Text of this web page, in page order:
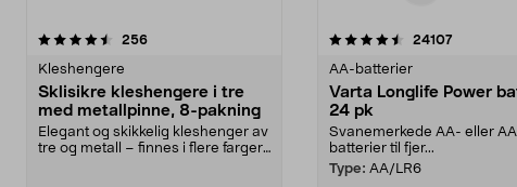
256anmeldelser
Kleshengere
Sklisikre kleshengere i tre
med metallpinne, 8-pakning
Elegant og skikkelig kleshenger av
tre og metall – finnes i flere farger.
4.5av 5 stjerner 24107
AA-batterier
Varta Longlife Power
24 pk
Svanemerkede AA- eller
batterier til fjer...
Type: AA/LR6
4.5av 5 stjerner